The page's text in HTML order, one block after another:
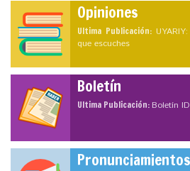
Opiniones
Ultima Publicación:
que escuches
Boletín
Ultima Publicación:Boletín
Pronunciamientos